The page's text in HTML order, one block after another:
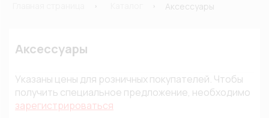
Аксессуары
Аксессуары
Указаны цены для розничных покупателей. Чтобы
получить специальное предложение, необходимо
зарегистрироваться